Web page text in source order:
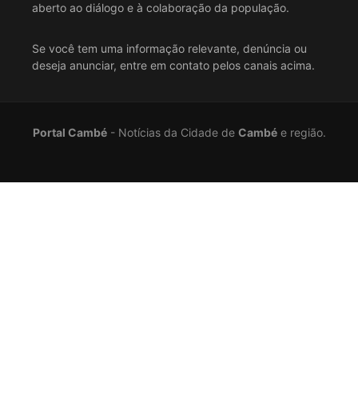
aberto ao diálogo e à colaboração da população.
Se você tem uma informação relevante, denúncia ou
deseja anunciar, entre em contato pelos canais acima.
Portal Cambé- Notícias da Cidade de Cambée região.